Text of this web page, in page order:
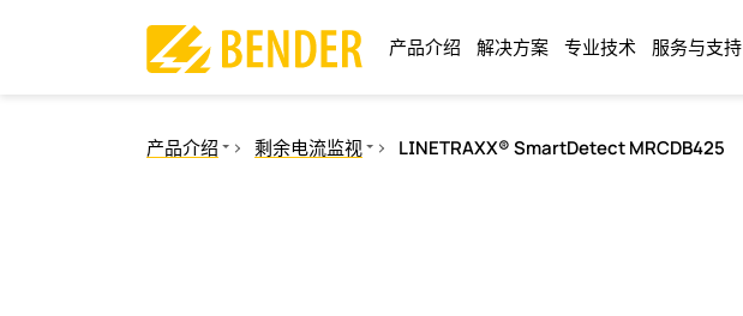
产品介绍 解决方案 专业技术 服务与支持
产品介绍
剩余电流监视 LINETRAXX® SmartDetect MRCDB425